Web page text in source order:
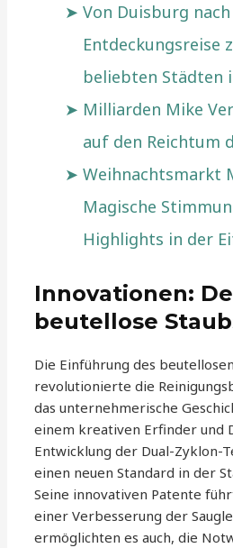
Von Duisburg
Entdeckungsreise
beliebten Städten
Milliarden Mike
auf den Reichtum
Weihnachtsmarkt
Magische
Highlights in der
Innovationen:
beutellose
Die Einführung des
revolutionierte die
das unternehmerische
einem kreativen Erfinder und
Entwicklung der Dual-Zyklon-
einen neuen Standard in der
Seine innovativen Patente
einer Verbesserung der
ermöglichten es auch, die